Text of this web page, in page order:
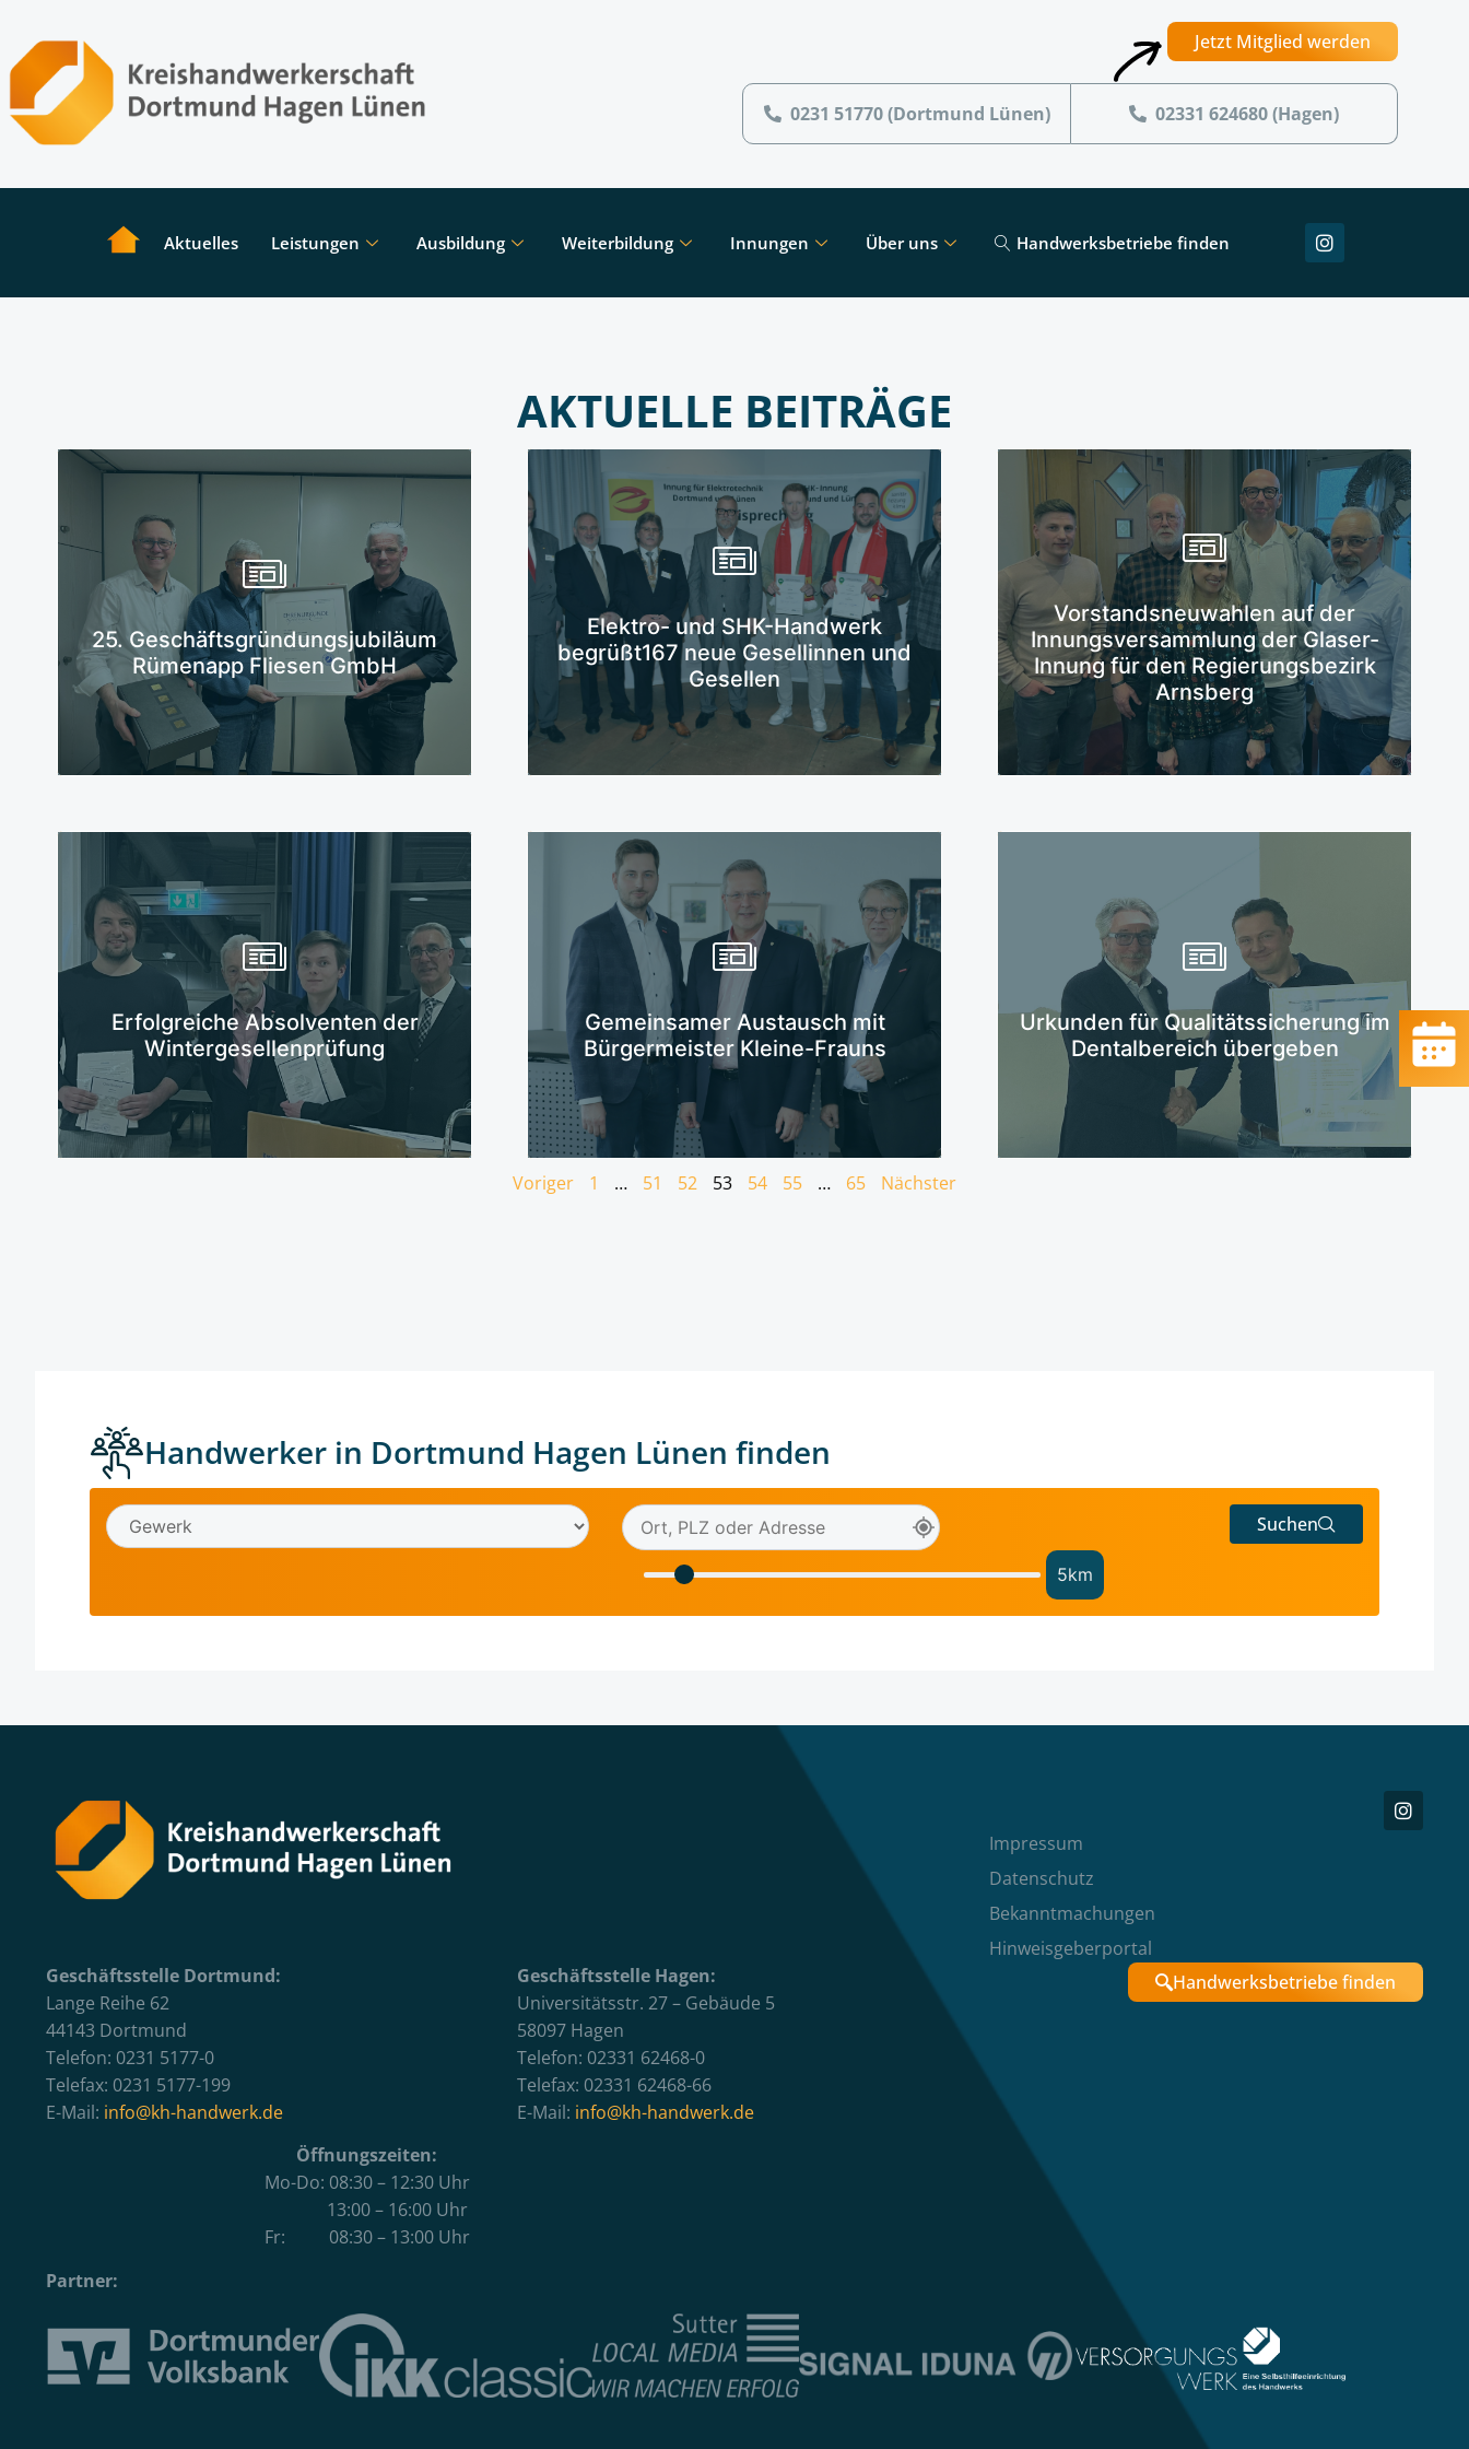
Jetzt Mitglied werden
0231 51770 (Dortmund Lünen) 02331 624680 (Hagen)
Aktuelles Leistungen Ausbildung Weiterbildung Innungen Über uns Handwerksbetriebe finden
AKTUELLE BEITRÄGE
25. Geschäftsgründungsjubiläum
Rümenapp Fliesen GmbH
Mehr erfahren
Elektro- und SHK-Handwerk
begrüßt167 neue Gesellinnen und
Gesellen
Mehr erfahren
Vorstandsneuwahlen auf der
Innungsversammlung der Glaser-
Innung für den Regierungsbezirk
Arnsberg
Mehr erfahren
Erfolgreiche Absolventen der
Wintergesellenprüfung
Mehr erfahren
Gemeinsamer Austausch mit
Bürgermeister Kleine-Frauns
Mehr erfahren
Urkunden für Qualitätssicherung im
Dentalbereich übergeben
Mehr erfahren
Voriger 1 … 51 52 53 54 55 … 65 Nächster
Handwerker in Dortmund Hagen Lünen finden
5km
Suchen
Impressum
Datenschutz
Bekanntmachungen
Hinweisgeberportal
Geschäftsstelle Dortmund:
Lange Reihe 62
44143 Dortmund
Telefon: 0231 5177-0
Telefax: 0231 5177-199
E-Mail: info@kh-handwerk.de
Geschäftsstelle Hagen:
Universitätsstr. 27 – Gebäude 5
58097 Hagen
Telefon: 02331 62468-0
Telefax: 02331 62468-66
E-Mail: info@kh-handwerk.de
Handwerksbetriebe finden
Öffnungszeiten:
Mo-Do: 08:30 – 12:30 Uhr
13:00 – 16:00 Uhr
Fr: 08:30 – 13:00 Uhr
Partner: